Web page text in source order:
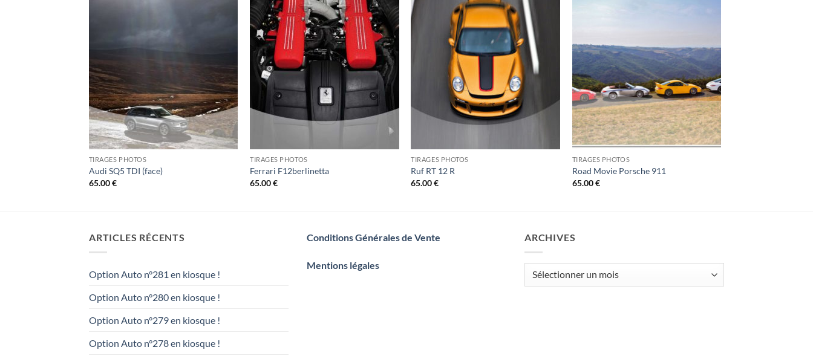
TIRAGES PHOTOS
Audi SQ5 TDI (face)
65.00€
TIRAGES PHOTOS
Ferrari F12berlinetta
65.00€
TIRAGES PHOTOS
Ruf RT 12 R
65.00€
TIRAGES PHOTOS
Road Movie Porsche 911
65.00€
ARTICLES RÉCENTS
Option Auto n°281 en kiosque !
Option Auto n°280 en kiosque !
Option Auto n°279 en kiosque !
Option Auto n°278 en kiosque !
Conditions Générales de Vente
Mentions légales
ARCHIVES
Archives